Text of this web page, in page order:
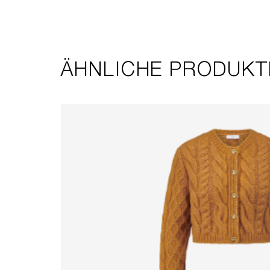
ÄHNLICHE